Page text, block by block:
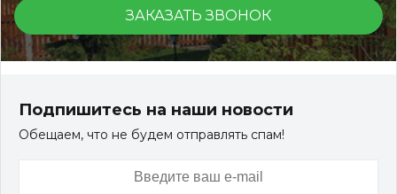
150*25*3000 мм
ЗАКАЗАТЬ ЗВОНОК
Подпишитесь на наши новости
Обещаем, что не будем отправлять спам!